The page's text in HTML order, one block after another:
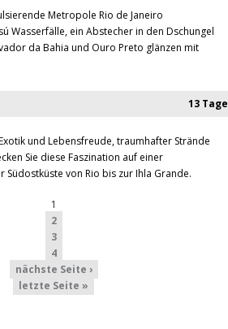
Metropole Rio de Janeiro
Wasserfälle, ein Abstecher in den Dschungel
da Bahia und Ouro Preto glänzen mit
13 Tage
und Lebensfreude, traumhafter Strände
Sie diese Faszination auf einer
Südostküste von Rio bis zur Ihla Grande.
1
2
3
4
nächste Seite ›
letzte Seite »